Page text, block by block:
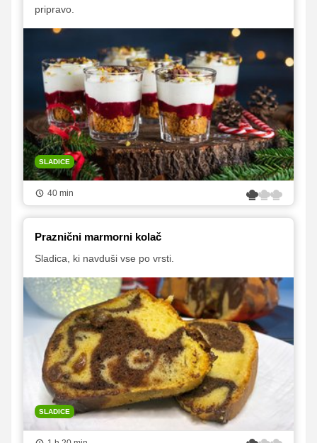
pripravo.
SLADICE
40 min
Praznični marmorni kolač
Sladica, ki navduši vse po vrsti.
SLADICE